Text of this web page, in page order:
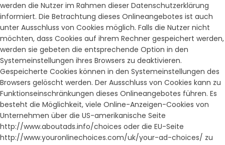
werden die Nutzer im Rahmen dieser Datenschutzerklärung
informiert. Die Betrachtung dieses Onlineangebotes ist auch
unter Ausschluss von Cookies möglich. Falls die Nutzer nicht
möchten, dass Cookies auf ihrem Rechner gespeichert werden,
werden sie gebeten die entsprechende Option in den
Systemeinstellungen ihres Browsers zu deaktivieren.
Gespeicherte Cookies können in den Systemeinstellungen des
Browsers gelöscht werden. Der Ausschluss von Cookies kann zu
Funktionseinschränkungen dieses Onlineangebotes führen. Es
besteht die Möglichkeit, viele Online-Anzeigen-Cookies von
Unternehmen über die US-amerikanische Seite
http://www.aboutads.info/choices oder die EU-Seite
http://www.youronlinechoices.com/uk/your-ad-choices/ zu